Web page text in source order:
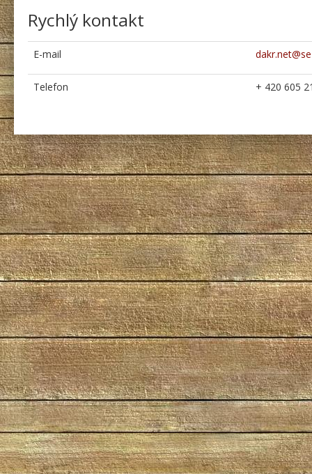
Rychlý kontakt
E-mail
Telefon + 420 605